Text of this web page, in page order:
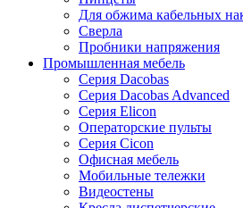
Для обжима кабельных
Сверла
Пробники напряжения
Промышленная мебель
Серия Dacobas
Серия Dacobas Advanced
Серия Elicon
Операторские пульты
Серия Cicon
Офисная мебель
Мобильные тележки
Видеостены